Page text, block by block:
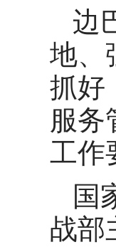
边
地、
抓好
服务
工作
国
战部